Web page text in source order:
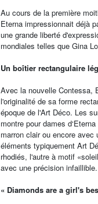
Au cours de la première
Eterna impressionnait déjà
une grande liberté
mondiales telles que Gina
Un boîtier rectangulaire
Avec la nouvelle Contessa,
l'originalité de sa forme
époque de l'Art Déco. Les
montre pour dames
marron clair ou encore
éléments typiquement Art
rhodiés, l'autre à motif
avec une précision infaillible.
« Diamonds are a girl's